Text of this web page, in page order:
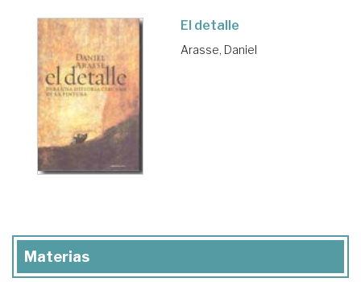
El detalle
Arasse, Daniel
Materias